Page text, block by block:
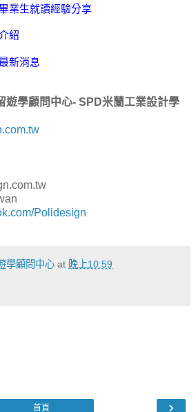
業生就讀經驗分享
紹
新消息
遊學顧問中心- SPD米蘭工業設計學
Polidesign
學顧問中心 at 晚上10:59
›
首頁